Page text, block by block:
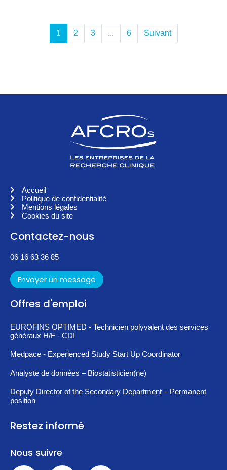
1 2 3 ... 6 Suivant
Accueil
Politique de confidentialité
Mentions légales
Cookies du site
Contactez-nous
06 16 63 36 85
Envoyer un message
Offres d'emploi
EUROFINS OPTIMED - Technicien polyvalent des services
généraux H/F - CDI
Medpace - Experienced Study Start Up Coordinator
Analyste de données – Biostatisticien(ne)
Deputy Director of the Secondary Department – Permanent
position
Restez informé
Nous suivre